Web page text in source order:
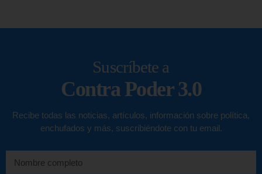
Suscríbete a
Contra Poder 3.0
Recibe todas las noticias, artículos, información sobre política,
enchufados y más, suscribiéndote con tu email.